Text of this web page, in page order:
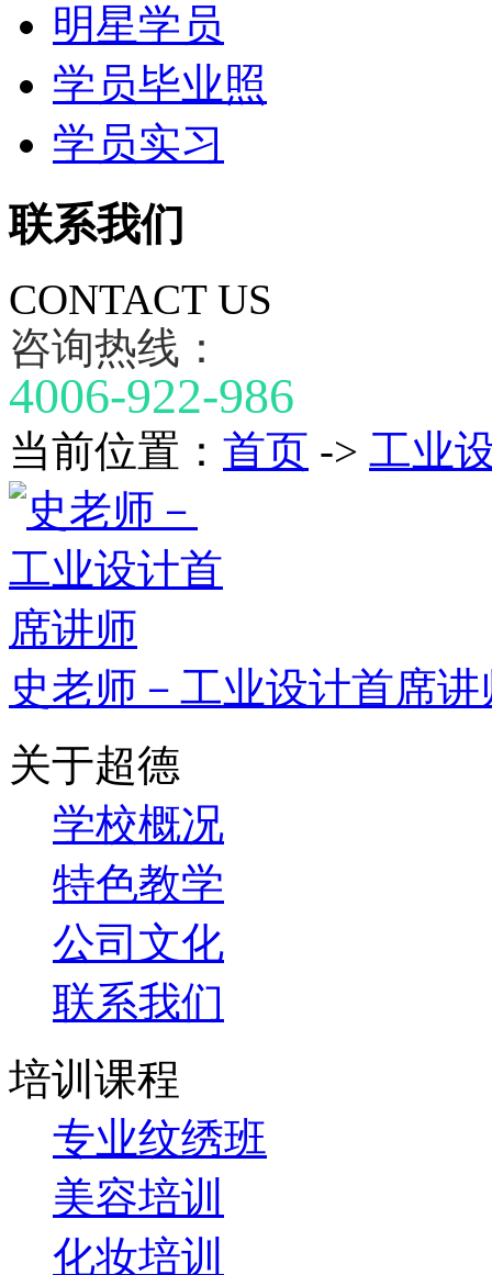
明星学员
学员毕业照
学员实习
联系我们
CONTACT US
咨询热线：
4006-922-986
当前位置： 首页 -> 工业
史老师－工业设计首席讲
关于超德
学校概况
特色教学
公司文化
联系我们
培训课程
专业纹绣班
美容培训
化妆培训